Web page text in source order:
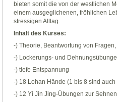
bieten somit die von der westlichen
einem ausgeglichenen, fröhlichen
stressigen Alltag.
Inhalt des Kurses:
-) Theorie, Beantwortung von
-) Lockerungs- und
-) tiefe Entspannung
-) 18 Lohan Hände (1 bis 8 sind
-) 12 Yi Jin Jing-Übungen zur